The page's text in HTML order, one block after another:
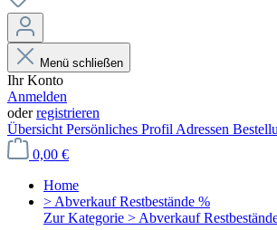
Menü schließen
Ihr Konto
Anmelden
oderregistrieren
Übersicht Persönliches Profil Adressen
0,00 €
Home
> Abverkauf Restbestände %
Zur Kategorie > Abverkauf